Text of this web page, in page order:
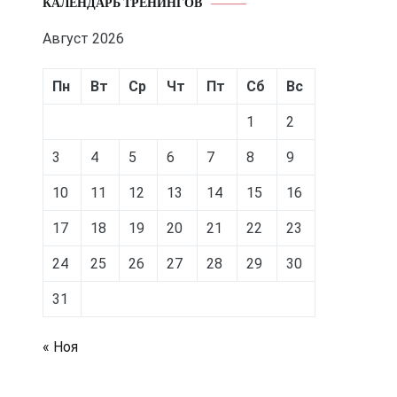
Август 2026
Пн Вт Ср Чт Пт Сб Вс
1 2
3 4 5 6 7 8 9
10 11 12 13 14 15 16
17 18 19 20 21 22 23
24 25 26 27 28 29 30
31
« Ноя